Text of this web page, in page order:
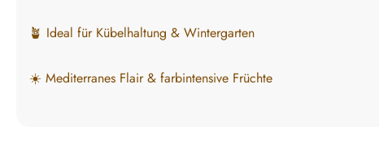
🪴 Ideal für Kübelhaltung & Wintergarten
☀️ Mediterranes Flair & farbintensive Früchte